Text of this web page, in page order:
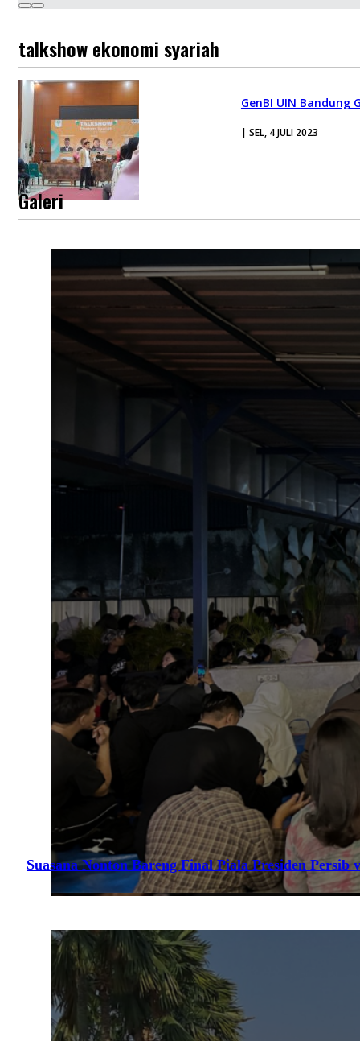
talkshow ekonomi syariah
GenBI UIN Bandung
| SEL, 4 JULI 2023
Galeri
Suasana Nonton Bareng Final Piala Presiden Persib